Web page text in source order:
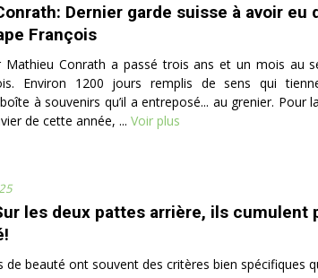
Dernier garde suisse à avoir eu
François
Mathieu Conrath a passé trois ans et un mois au
Environ 1200 jours remplis de sens qui
à souvenirs qu’il a entreposé... au grenier. Pour
de cette année, ... Voir plus
les deux pattes arrière, ils cumulent
de beauté ont souvent des critères bien spécifiques